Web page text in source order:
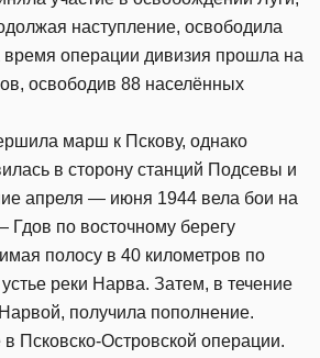
наступление, освободила
операции дивизия прошла на
освободив 88 населённых
марш к Пскову, однако
в сторону станций Подсевы и
апреля — июня 1944 вела бои на
Гдов по восточному берегу
полосу в 40 километров по
реки Нарва. Затем, в течение
получила пополнение.
Псковско-Островской операции.